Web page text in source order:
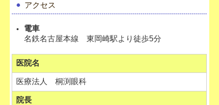
アクセス
電車
名鉄名古屋本線 東岡崎駅より徒歩5分
医院名
医療法人 桐渕眼科
院長